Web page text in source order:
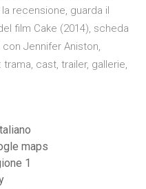
recensione, guarda il
film Cake (2014), scheda
Jennifer Aniston,
cast, trailer, gallerie,
maps
1